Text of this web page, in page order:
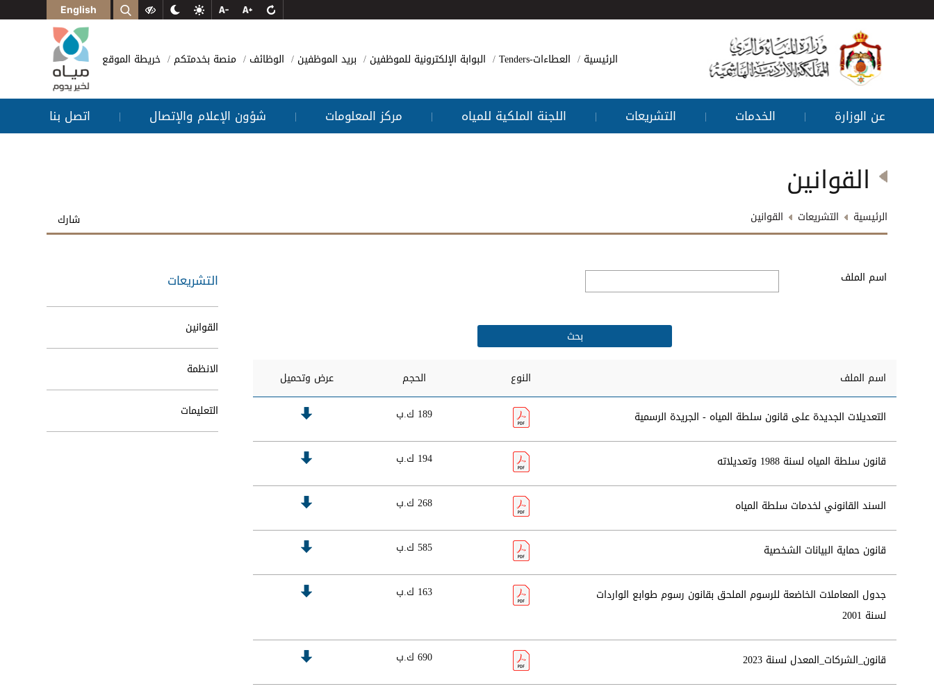
English
الرئيسية العطاءات-Tenders البوابة الإلكترونية للموظفين بريد الموظفين الوظائف منصة بخدمتكم خريطة الموقع
عن الوزارة | الخدمات | التشريعات | اللجنة الملكية للمياه | مركز المعلومات | شؤون الإعلام والإتصال | اتصل بنا
القوانين
الرئيسية التشريعات القوانين شارك
اسم الملف
اسم الملف النوع الحجم عرض وتحميل
التعديلات الجديدة على قانون سلطة المياه - الجريدة الرسمية 189 ك.ب
قانون سلطة المياه لسنة 1988 وتعديلاته 194 ك.ب
السند القانوني لخدمات سلطة المياه 268 ك.ب
قانون حماية البيانات الشخصية 585 ك.ب
جدول المعاملات الخاضعة للرسوم الملحق بقانون رسوم طوابع الواردات
لسنة 2001
163 ك.ب
قانون_الشركات_المعدل لسنة 2023 690 ك.ب
التشريعات
القوانين
الانظمة
التعليمات